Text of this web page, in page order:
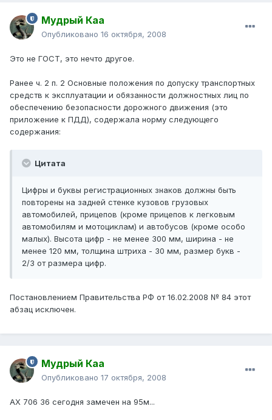
Мудрый Каа
Опубликовано 16 октября, 2008
Это не ГОСТ, это нечто другое.
Ранее ч. 2 п. 2 Основные положения по допуску транспортных
средств к эксплуатации и обязанности должностных лиц по
обеспечению безопасности дорожного движения (это
приложение к ПДД), содержала норму следующего
содержания:
Цитата
Цифры и буквы регистрационных знаков должны быть
повторены на задней стенке кузовов грузовых
автомобилей, прицепов (кроме прицепов к легковым
автомобилям и мотоциклам) и автобусов (кроме особо
малых). Высота цифр - не менее 300 мм, ширина - не
менее 120 мм, толщина штриха - 30 мм, размер букв -
2/3 от размера цифр.
Постановлением Правительства РФ от 16.02.2008 № 84 этот
абзац исключен.
Мудрый Каа
Опубликовано 17 октября, 2008
АХ 706 36 сегодня замечен на 95м...